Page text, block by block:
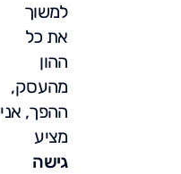
למשוך
את כל
ההון
מהעסק,
ההפך, אני
מציע
גישה